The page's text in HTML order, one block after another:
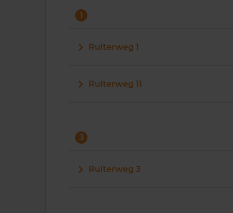
1
Ruiterweg 1
Ruiterweg 11
3
Ruiterweg 3